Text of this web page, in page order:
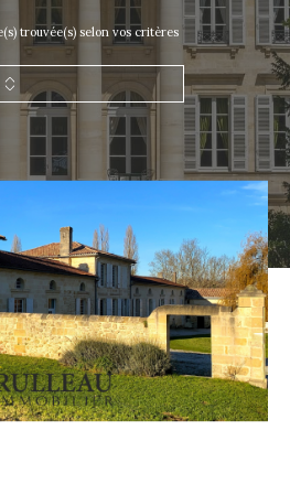
trouvée(s) selon vos critères